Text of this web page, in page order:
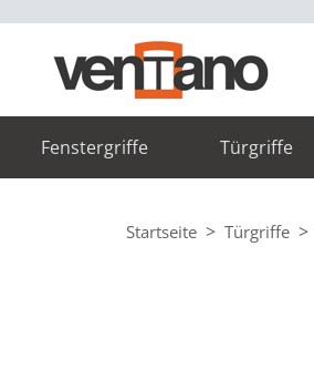
Fenstergriffe Türgriffe
Startseite Türgriffe